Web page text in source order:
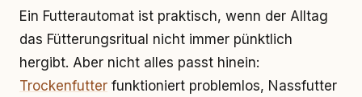
Ein Futterautomat ist praktisch, wenn der Alltag
das Fütterungsritual nicht immer pünktlich
hergibt. Aber nicht alles passt hinein:
Trockenfutter funktioniert problemlos, Nassfutter